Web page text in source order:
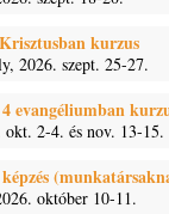
kurzus
2026. szept. 25-27.
4 evangéliumban
okt. 2-4. és nov. 13-15.
október 10-11.